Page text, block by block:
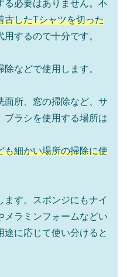
る必要はありません。不
古したTシャツを切った
用するので十分です。
などで使用します。
面所、窓の掃除など、サ
ブラシを使用する場所は
も細かい場所の掃除に使
ます。スポンジにもナイ
メラミンフォームなどい
途に応じて使い分けると